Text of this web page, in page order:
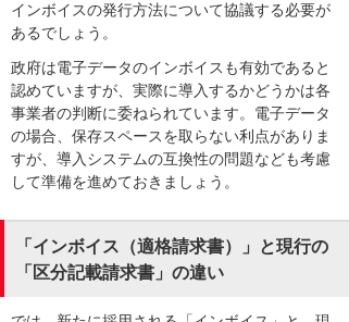
インボイスの発行方法について協議する必要が
あるでしょう。
政府は電子データのインボイスも有効であると
認めていますが、実際に導入するかどうかは各
事業者の判断に委ねられています。電子データ
の場合、保存スペースを取らない利点がありま
すが、導入システムの互換性の問題なども考慮
して準備を進めておきましょう。
「インボイス（適格請求書）」と現行の
「区分記載請求書」の違い